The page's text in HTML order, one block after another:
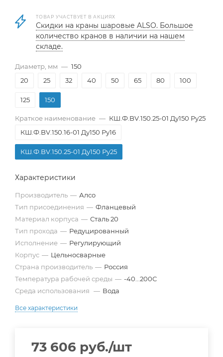
ТОВАР УЧАСТВУЕТ В АКЦИЯХ
Скидки на краны шаровые ALSO. Большое
количество кранов в наличии на нашем
складе.
Диаметр, мм — 150
20
25 32 40 50 65 80 100
125 150
Краткое наименование — КШ.Ф.BV.150.25-01 Ду150 Ру25
КШ.Ф.BV.150.16-01 Ду150 Ру16
КШ.Ф.BV.150.25-01 Ду150 Ру25
Характеристики
Производитель — Алсо
Тип присоединения — Фланцевый
Материал корпуса — Сталь 20
Тип прохода — Редуцированный
Исполнение — Регулирующий
Корпус — Цельносварные
Страна производитель — Россия
Температура рабочей среды — -40...200С
Среда использования — Вода
Все характеристики
73 606 руб./шт